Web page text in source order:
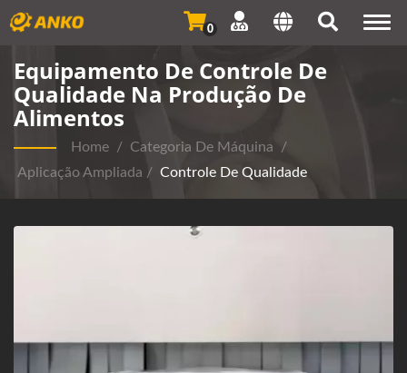
0
Equipamento De Controle De
Qualidade Na Produção De
Alimentos
Home / Categoria De Máquina
/
Aplicação Ampliada / Controle De Qualidade